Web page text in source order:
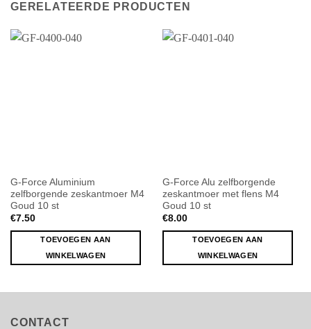
GERELATEERDE PRODUCTEN
G-Force Aluminium
zelfborgende zeskantmoer M4
Goud 10 st
€7.50
TOEVOEGEN AAN
WINKELWAGEN
G-Force Alu zelfborgende
zeskantmoer met flens M4
Goud 10 st
€8.00
TOEVOEGEN AAN
WINKELWAGEN
CONTACT